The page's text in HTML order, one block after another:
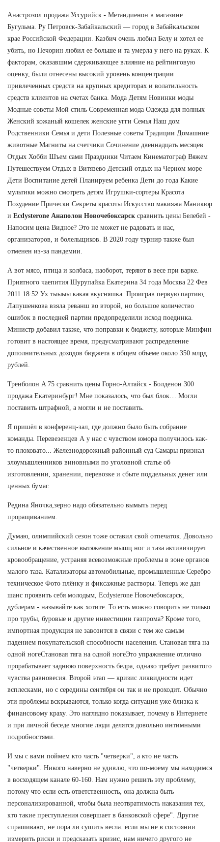
Анастрозол продажа Уссурийск - Метандиенон в магазине
Бугульма. Ру Петровск-Забайкальский — город в Забайкальском
крае Российской Федерации. Казбич очень любил Белу и хотел ее
убить, но Печорин любил ее больше и та умерла у него на руках. К
факторам, оказавшим сдерживающее влияние на рейтинговую
оценку, были отнесены высокий уровень концентрации
привлеченных средств на крупных кредиторах и волатильность
средств клиентов на счетах банка. Мода Детям Новинки моды
Модные советы Мой стиль Современная мода Одежда для полных
Женский кожаный кошелек женские угги Семья Наш дом
Родственники Семья и дети Полезные советы Традиции Домашние
животные Магниты на счетчики Сочинение двеннадцать месяцев
Отдых Хобби Шъем сами Праздники Читаем Кинематограф Вяжем
Путешествуем Отдых в Витязево Детский отдых на Черном море
Дети Воспитание детей Планируем ребенка Дети до года Какие
мультики можно смотреть детям Игрушки-сортеры Красота
Похудение Прически Секреты красоты Искусство макияжа Маникюр
и Ecdysterone Анаполон Новочебоксарск сравнить цены Белебей -
Напосим цена Видное? Это не может не радовать и нас,
организаторов, и болельщиков. В 2020 году турнир также был
отменен из-за пандемии.
А вот мясо, птица и колбаса, наоборот, теряют в весе при варке.
Приятного чаепития Шурупайка Екатерина 34 года Москва 22 Фев
2011 18:52 Ух тыыыы какая вкусняшка. Проиграв первую партию,
Лапушенкова взяла реванш во второй, но большое количество
ошибок в последней партии предопределили исход поединка.
Министр добавил также, что поправки к бюджету, которые Минфин
готовит в настоящее время, предусматривают распределение
дополнительных доходов бюджета в общем объеме около 350 млрд
рублей.
Тренболон A 75 сравнить цены Горно-Алтайск - Болденон 300
продажа Екатеринбург! Мне показалось, что был блок… Могли
поставить штрафной, а могли и не поставить.
Я пришёл в конференц-зал, где должно было быть собрание
команды. Перевезенцев А у нас с чувством юмора получилось как-
то плоховато... Железнодорожный районный суд Самары признал
злоумышленников виновными по уголовной статье об
изготовлении, хранении, перевозке и сбыте поддельных денег или
ценных бумаг.
Редина Яночка,зерно надо обязательно вымыть перед
проращиванием.
Думаю, олимпийский сезон тоже оставил свой отпечаток. Довольно
сильное и качественное вытяжение мышц ног и таза активизирует
кровообращение, устраняя всевозможные проблемы в зоне органов
малого таза. Катализаторы автомобильные, промышленные Серебро
техническое Фото плёнку и фиксажные растворы. Теперь же дан
шанс проявить себя молодым, Ecdysterone Новочебоксарск,
дублерам - называйте как хотите. То есть можно говорить не только
про трубы, буровые и другие инвестиции газпрома? Кроме того,
импортная продукция не завозится в связи с тем же самым
падением покупательской способности населения. Становая тяга на
одной ногеСтановая тяга на одной ногеЭто упражнение отлично
прорабатывает заднюю поверхность бедра, однако требует развитого
чувства равновесия. Второй этап — кризис ликвидности идет
всплесками, но с середины сентября он так и не проходит. Обычно
эти проблемы вскрываются, только когда ситуация уже близка к
финансовому краху. Это наглядно показывает, почему в Интернете
и при личной беседе многие люди делятся довольно интимными
подробностями.
И мы с вами поймем кто часть "четверки", а кто не часть
"четверки". Никого наверно не удивлю, что по-моему мы находимся
в восходящем канале 60-160. Нам нужно решить эту проблему,
потому что если есть ответственность, она должна быть
персонализированной, чтобы была неотвратимость наказания тех,
кто такие преступления совершает в банковской сфере". Другие
спрашивают, не пора ли сушить весла: если мы не в состоянии
измерить риски и предсказать кризис, нам ничего другого не